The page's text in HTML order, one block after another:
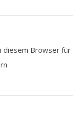
diesem Browser für